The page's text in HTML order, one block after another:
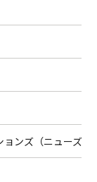
ンズ（ニューズコ